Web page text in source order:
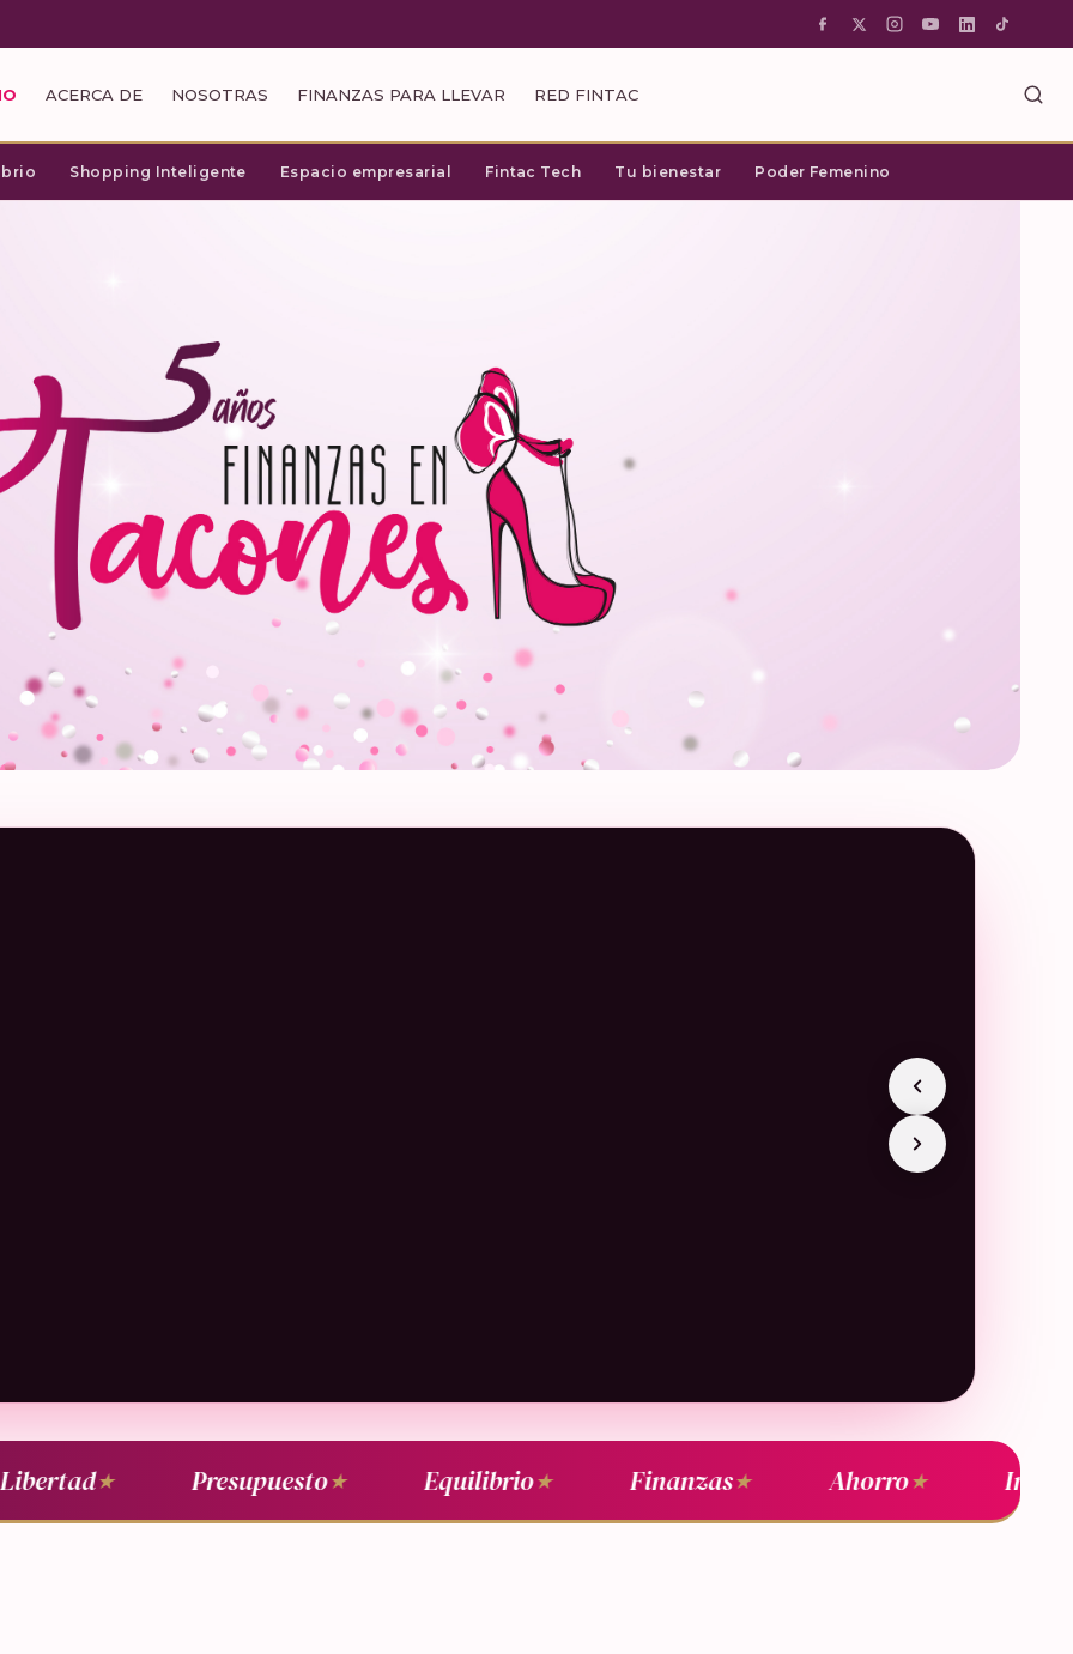
ACERCA DE NOSOTRAS FINANZAS PARA LLEVAR RED FINTAC
Shopping Inteligente Espacio empresarial Fintac Tech Tu bienestar Poder Femenino
★ Presupuesto★ Equilibrio★ Finanzas★ Ahorro★